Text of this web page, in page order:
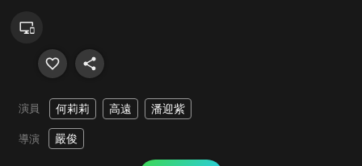
演員 何莉莉 高遠 潘迎紫
導演 嚴俊